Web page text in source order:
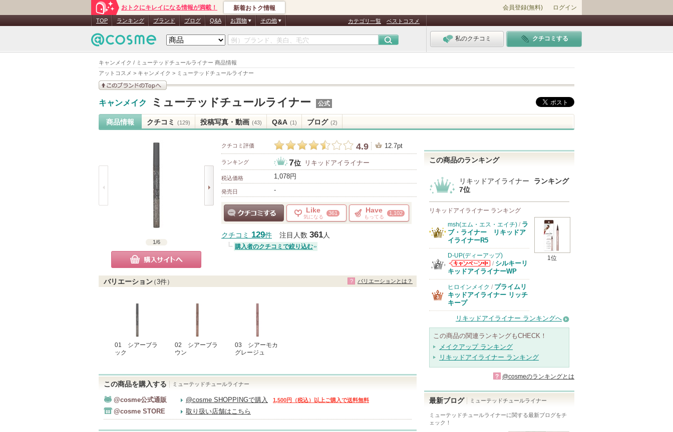
キャンメイク / ミューテッドチュールライナー 商品情報
アットコスメ > キャンメイク > ミューテッドチュールライナー
おトクにキレイになる情報が満載！ 新着おトク情報 会員登録(無料) ログイン
TOP ランキング ブランド ブログ Q&A お買物 その他 カテゴリ一覧 ベストコスメ
私のクチコミ クチコミする
このブランドの情報を
キャンメイク ミューテッドチュールライナー 公式
商品情報 クチコミ (129) 投稿写真・動画 (43) Q&A (1) ブログ (2)
1/6
購入サイトへ
クチコミ評価 4.9 12.7pt
ランキング 7位 リキッドアイライナー
税込価格 1,078円
発売日 -
Like
気になる
361 Have
もってる
1,102
クチコミ 129件 注目人数 361人
購入者のクチコミで絞り込む
バリエーション（3件）
01 シアーブラ
ック
02 シアーブラ
ウン
03 シアーモカ
グレージュ
バリエーションとは？
この商品を購入する ミューテッドチュールライナー
@cosme公式通販 @cosme SHOPPINGで購入 1,500円（税込）以上ご購入で送料無料
@cosme STORE 取り扱い店舗はこちら
この商品のランキング
リキッドアイライナー
ランキング
7位
リキッドアイライナー ランキング
1位
msh(エム・エス・エイチ) / ラ
ブ・ライナー リキッドア
イライナーR5
D-UP(ディーアップ)
D-UP(ディーア
ップ)からのお
知らせがありま
す
/ シルキーリ
キッドアイライナーWP
ヒロインメイク / プライムリ
キッドアイライナー リッチ
キープ
リキッドアイライナー ランキングへ
この商品の関連ランキングもCHECK！
メイクアップ ランキング
リキッドアイライナー ランキング
? @cosmeのランキングとは
最新ブログ ミューテッドチュールライナー
ミューテッドチュールライナーに関する最新ブログをチ
ェック！